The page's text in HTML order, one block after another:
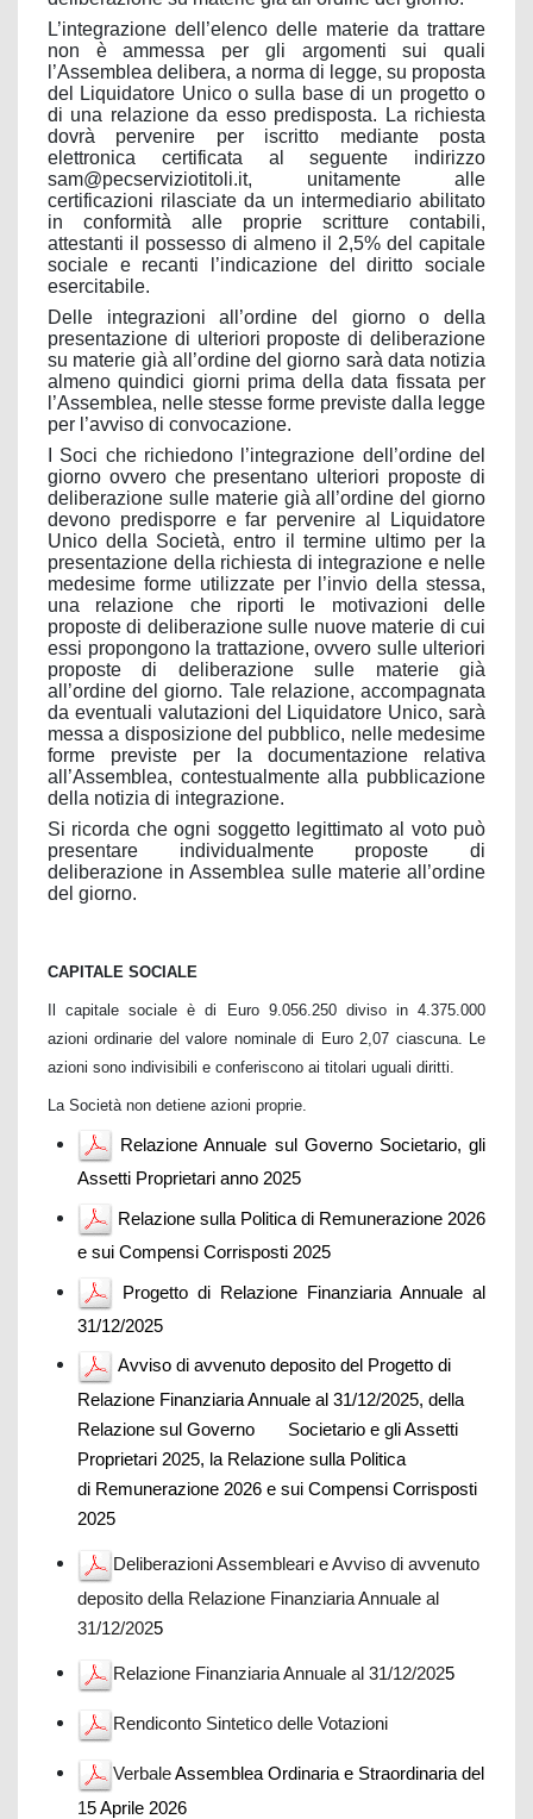
L’integrazione dell’elenco delle materie da trattare
non è ammessa per gli argomenti sui quali
l’Assemblea delibera, a norma di legge, su proposta
del Liquidatore Unico o sulla base di un progetto o
di una relazione da esso predisposta. La richiesta
dovrà pervenire per iscritto mediante posta
elettronica certificata al seguente indirizzo
sam@pecserviziotitoli.it, unitamente alle
certificazioni rilasciate da un intermediario abilitato
in conformità alle proprie scritture contabili,
attestanti il possesso di almeno il 2,5% del capitale
sociale e recanti l’indicazione del diritto sociale
esercitabile.
Delle integrazioni all’ordine del giorno o della
presentazione di ulteriori proposte di deliberazione
su materie già all’ordine del giorno sarà data notizia
almeno quindici giorni prima della data fissata per
l’Assemblea, nelle stesse forme previste dalla legge
per l’avviso di convocazione.
I Soci che richiedono l’integrazione dell’ordine del
giorno ovvero che presentano ulteriori proposte di
deliberazione sulle materie già all’ordine del giorno
devono predisporre e far pervenire al Liquidatore
Unico della Società, entro il termine ultimo per la
presentazione della richiesta di integrazione e nelle
medesime forme utilizzate per l’invio della stessa,
una relazione che riporti le motivazioni delle
proposte di deliberazione sulle nuove materie di cui
essi propongono la trattazione, ovvero sulle ulteriori
proposte di deliberazione sulle materie già
all’ordine del giorno. Tale relazione, accompagnata
da eventuali valutazioni del Liquidatore Unico, sarà
messa a disposizione del pubblico, nelle medesime
forme previste per la documentazione relativa
all’Assemblea, contestualmente alla pubblicazione
della notizia di integrazione.
Si ricorda che ogni soggetto legittimato al voto può
presentare individualmente proposte di
deliberazione in Assemblea sulle materie all’ordine
del giorno.
CAPITALE SOCIALE
Il capitale sociale è di Euro 9.056.250 diviso in 4.375.000
azioni ordinarie del valore nominale di Euro 2,07 ciascuna. Le
azioni sono indivisibili e conferiscono ai titolari uguali diritti.
La Società non detiene azioni proprie.
Relazione Annuale sul Governo Societario, gli
Assetti Proprietari anno 2025
Relazione sulla Politica di Remunerazione 2026
e sui Compensi Corrisposti 2025
Progetto di Relazione Finanziaria Annuale al
31/12/2025
Avviso di avvenuto deposito del Progetto di
Relazione Finanziaria Annuale al 31/12/2025, della
Relazione sul Governo Societario e gli Assetti
Proprietari 2025, la Relazione sulla Politica
di Remunerazione 2026 e sui Compensi Corrisposti
2025
Deliberazioni Assembleari e Avviso di avvenuto
deposito della Relazione Finanziaria Annuale al
31/12/2025
Relazione Finanziaria Annuale al 31/12/2025
Rendiconto Sintetico delle Votazioni
VerbaleAssemblea Ordinariae Straordinariadel
15Aprile 2026